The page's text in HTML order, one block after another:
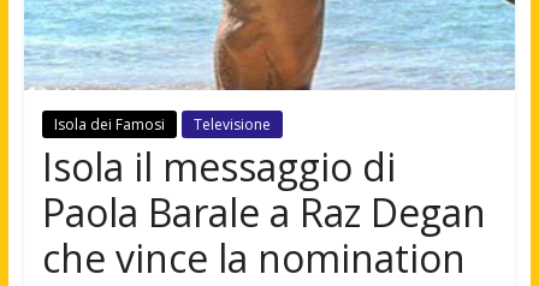
Isola dei Famosi Televisione
Isola il messaggio di
Paola Barale a Raz Degan
che vince la nomination